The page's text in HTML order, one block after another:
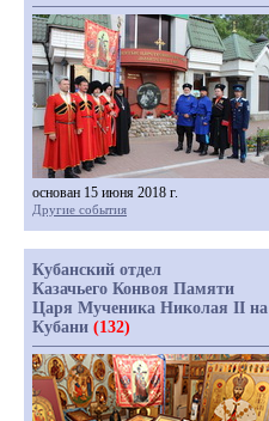
основан 15 июня 2018 г.
Другие события
Кубанский отдел
Казачьего Конвоя Памяти
Царя Мученика Николая II на
Кубани (132)